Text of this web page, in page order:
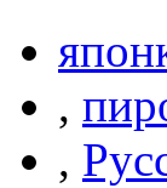
,
,